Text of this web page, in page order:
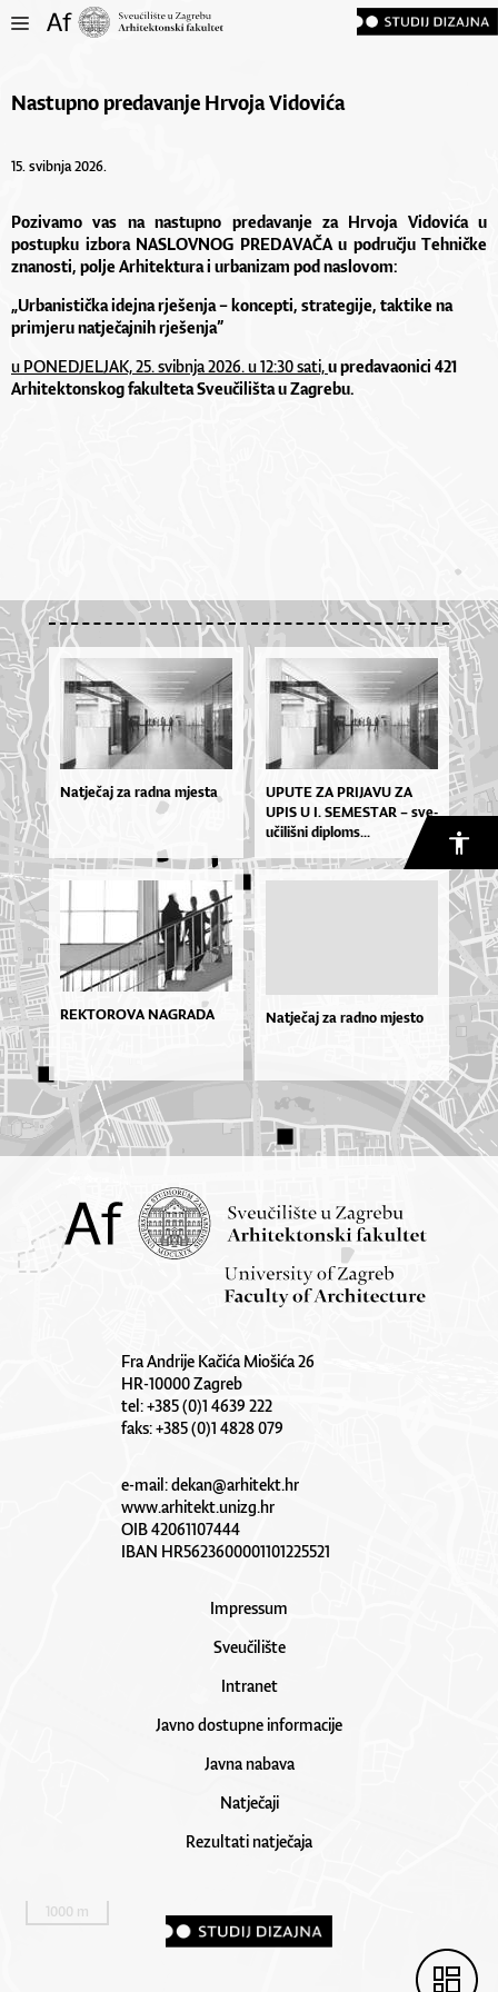
Nastupno predavanje Hrvoja Vidovića
15. svibnja 2026.
Pozivamo vas nanastupno predavanje za Hrvoja Vidovićau
postupku izbora NASLOVNOG PREDAVAČA u području Tehničke
znanosti, polje Arhitektura i urbanizam pod naslovom:
„Urbanistička idejna rješenja – koncepti, strategije, taktike na
primjeru natječajnih rješenja”
u PONEDJELJAK, 25. svibnja 2026. u 12:30 sati,u predavaonici 421
Arhitektonskog fakulteta Sveučilišta u Zagrebu.
Natječaj za radna mjesta
UPU­TE ZA PRI­JA­VU ZA
UPIS U I. SE­MES­TAR – sve­
u­či­liš­ni di­plo­ms...
REKTOROVA NAGRADA Natječaj za radno mjesto
Fra Andrije Kačića Miošića 26
HR-10000 Zagreb
tel: +385 (0)1 4639 222
faks: +385 (0)1 4828 079
e-mail:dekan@arhitekt.hr
www.arhitekt.unizg.hr
OIB 42061107444
IBAN HR5623600001101225521
Impressum
Sveučilište
Intranet
Javno dostupne informacije
Javna nabava
Natječaji
Rezultati natječaja
1000 m